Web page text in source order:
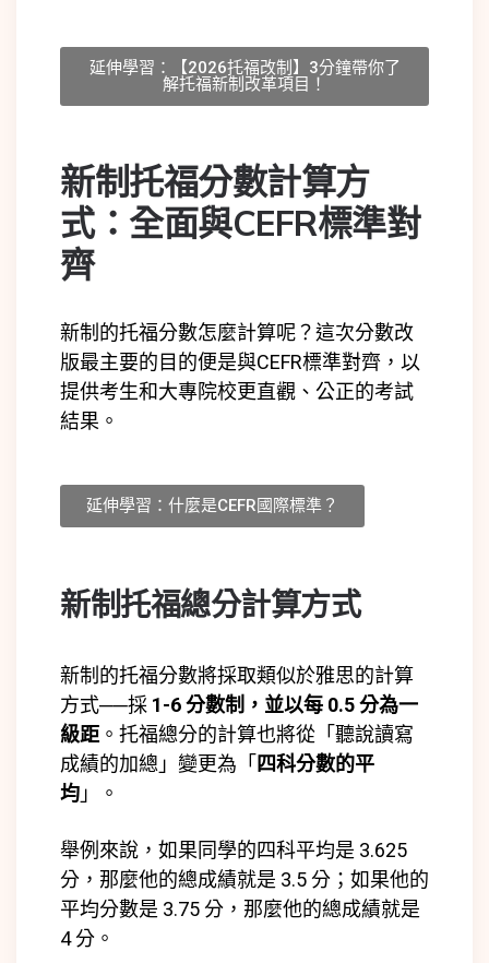
延伸學習：【2026托福改制】3分鐘帶你了
解托福新制改革項目！
新制托福分數計算方
式：全面與CEFR標準對
齊
新制的托福分數怎麼計算呢？這次分數改
版最主要的目的便是與CEFR標準對齊，以
提供考生和大專院校更直觀、公正的考試
結果。
延伸學習：什麼是CEFR國際標準？
新制托福總分計算方式
新制的托福分數將採取類似於雅思的計算
方式──採 1-6 分數制，並以每 0.5 分為一
級距 。托福總分的計算也將從「聽說讀寫
成績的加總」變更為「 四科分數的平
均 」。
舉例來說，如果同學的四科平均是 3.625
分，那麼他的總成績就是 3.5 分；如果他的
平均分數是 3.75 分，那麼他的總成績就是
4 分。